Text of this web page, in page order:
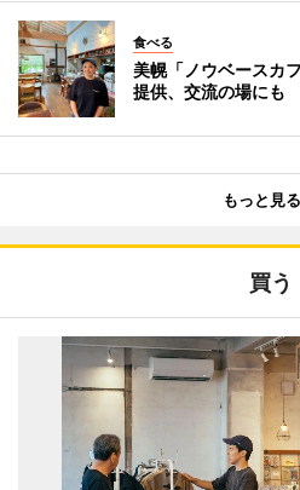
食べる
美幌「ノウベースカ
提供、交流の場にも
もっと見る
買う